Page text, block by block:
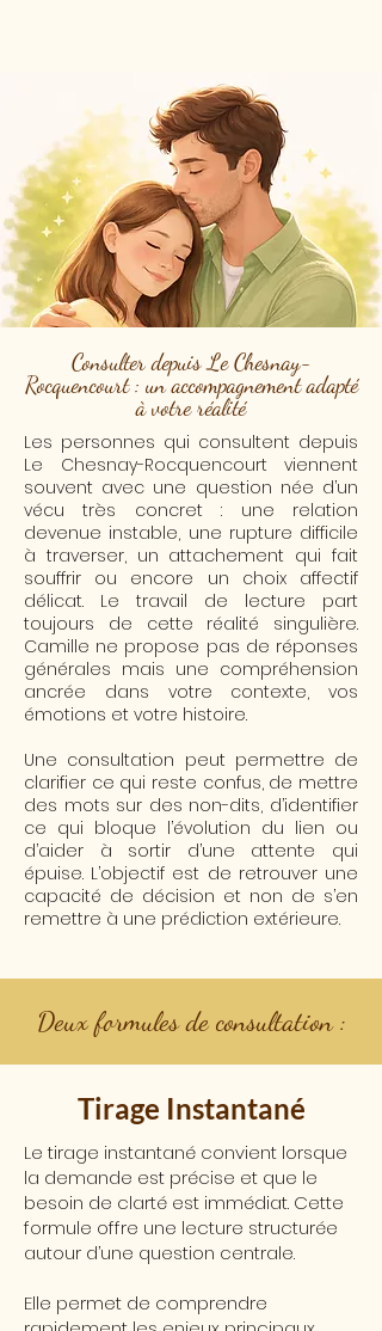
Consulter depuis Le Chesnay-
Rocquencourt : un accompagnement adapté
à votre réalité
Les personnes qui consultent depuis
Le Chesnay-Rocquencourt viennent
souvent avec une question née d’un
vécu très concret : une relation
devenue instable, une rupture difficile
à traverser, un attachement qui fait
souffrir ou encore un choix affectif
délicat. Le travail de lecture part
toujours de cette réalité singulière.
Camille ne propose pas de réponses
générales mais une compréhension
ancrée dans votre contexte, vos
émotions et votre histoire.
​Une consultation peut permettre de
clarifier ce qui reste confus, de mettre
des mots sur des non-dits, d’identifier
ce qui bloque l’évolution du lien ou
d’aider à sortir d’une attente qui
épuise. L’objectif est de retrouver une
capacité de décision et non de s’en
remettre à une prédiction extérieure.
Deux formules de consultation :
Tirage Instantané
Le tirage instantané convient lorsque
la demande est précise et que le
besoin de clarté est immédiat. Cette
formule offre une lecture structurée
autour d’une question centrale.
Elle permet de comprendre